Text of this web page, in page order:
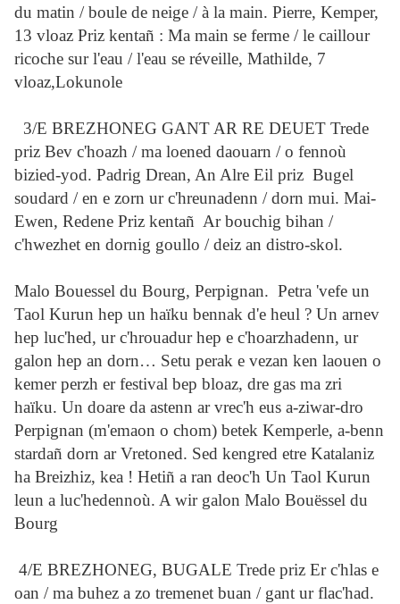
du matin / boule de neige / à la main. Pierre, Kemper,
13 vloaz Priz kentañ : Ma main se ferme / le caillour
ricoche sur l'eau / l'eau se réveille, Mathilde, 7
vloaz,Lokunole
3/E BREZHONEG GANT AR RE DEUET Trede
priz Bev c'hoazh / ma loened daouarn / o fennoù
bizied-yod. Padrig Drean, An Alre Eil priz Bugel
soudard / en e zorn ur c'hreunadenn / dorn mui. Mai-
Ewen, Redene Priz kentañ Ar bouchig bihan /
c'hwezhet en dornig goullo / deiz an distro-skol.
Malo Bouessel du Bourg, Perpignan. Petra 'vefe un
Taol Kurun hep un haïku bennak d'e heul ? Un arnev
hep luc'hed, ur c'hrouadur hep e c'hoarzhadenn, ur
galon hep an dorn… Setu perak e vezan ken laouen o
kemer perzh er festival bep bloaz, dre gas ma zri
haïku. Un doare da astenn ar vrec'h eus a-ziwar-dro
Perpignan (m'emaon o chom) betek Kemperle, a-benn
stardañ dorn ar Vretoned. Sed kengred etre Katalaniz
ha Breizhiz, kea ! Hetiñ a ran deoc'h Un Taol Kurun
leun a luc'hedennoù. A wir galon Malo Bouëssel du
Bourg
4/E BREZHONEG, BUGALE Trede priz Er c'hlas e
oan / ma buhez a zo tremenet buan / gant ur flac'had.